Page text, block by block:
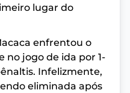
lugar do
enfrentou o
no jogo de ida por 1-
Infelizmente,
eliminada após